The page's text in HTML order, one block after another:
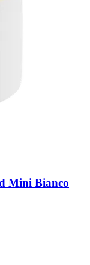
Mini Bianco